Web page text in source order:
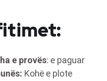
e provës: e paguar
Kohë e plote